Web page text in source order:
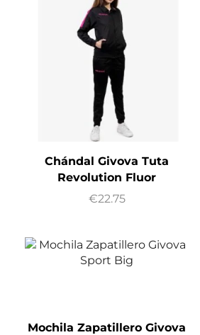
Chándal Givova Tuta
Revolution Fluor
€22.75
Mochila Zapatillero Givova